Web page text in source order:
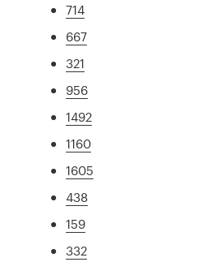
714
667
321
956
1492
1160
1605
438
159
332